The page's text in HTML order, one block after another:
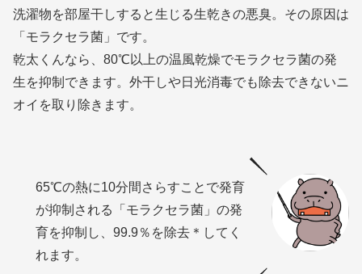
洗濯物を部屋干しすると生じる生乾きの悪臭。その原因は
「モラクセラ菌」です。
乾太くんなら、80℃以上の温風乾燥でモラクセラ菌の発
生を抑制できます。外干しや日光消毒でも除去できないニ
オイを取り除きます。
65℃の熱に10分間さらすことで発育
が抑制される「モラクセラ菌」の発
育を抑制し、99.9％を除去＊してく
れます。